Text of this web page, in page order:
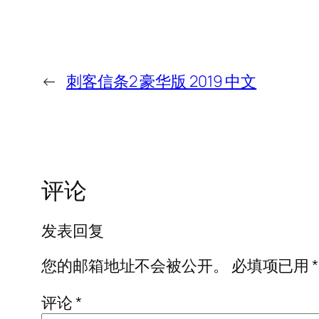
← 刺客信条2 豪华版 2019 中文
评论
发表回复
您的邮箱地址不会被公开。
必填项已用*
评论*